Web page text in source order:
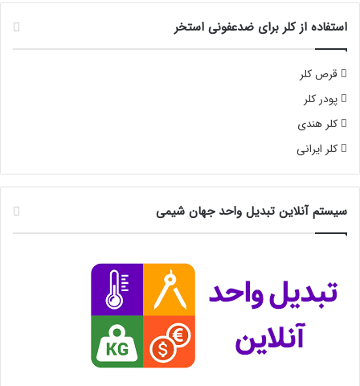
استفاده از کلر برای ضدعفونی استخر
قرص کلر
پودر کلر
کلر هندی
کلر ایرانی
سیستم آنلاین تبدیل واحد جهان شیمی